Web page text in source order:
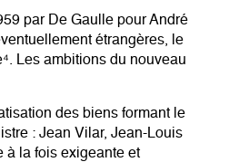
par De Gaulle pour André
étrangères, le
Les ambitions du nouveau
des biens formant le
: Jean Vilar, Jean-Louis
à la fois exigeante et